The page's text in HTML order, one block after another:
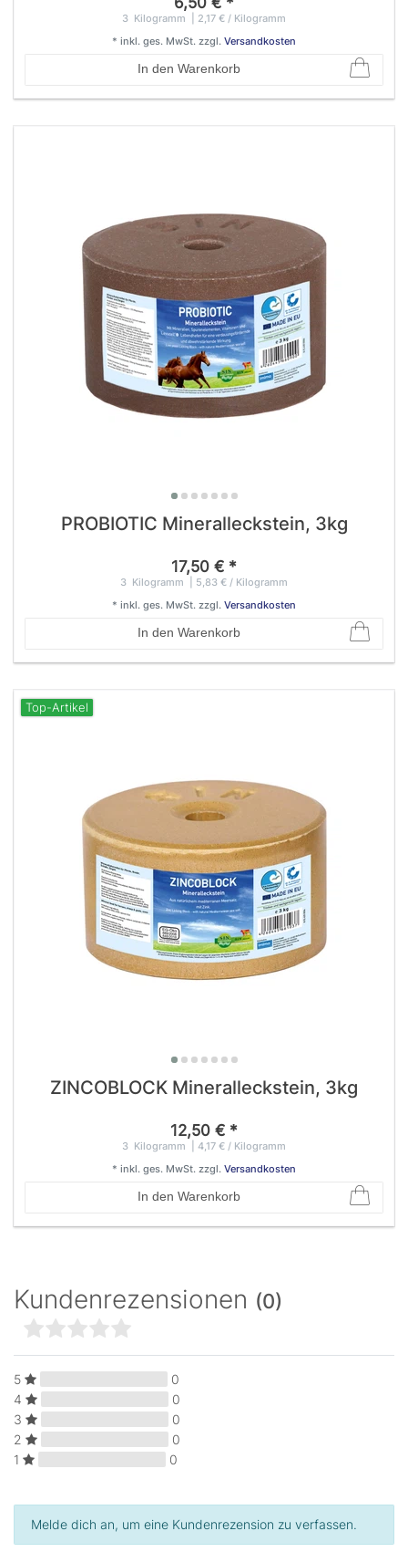
3 Kilogramm | 2,17 € / Kilogramm
In den Warenkorb
* inkl. ges. MwSt. zzgl. Versandkosten
PROBIOTIC Mineralleckstein, 3kg
17,50 € *
3 Kilogramm | 5,83 € / Kilogramm
In den Warenkorb
* inkl. ges. MwSt. zzgl. Versandkosten
Top-Artikel
ZINCOBLOCK Mineralleckstein, 3kg
12,50 € *
3 Kilogramm | 4,17 € / Kilogramm
In den Warenkorb
* inkl. ges. MwSt. zzgl. Versandkosten
Kundenrezensionen (0)
5
0
4
0
3
0
2
0
1
0
Melde dich an, um eine Kundenrezension zu verfassen.